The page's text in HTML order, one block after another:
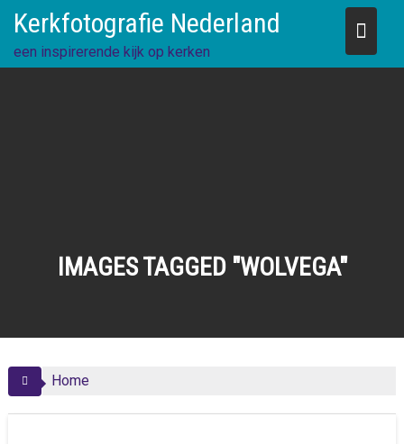
content
Kerkfotografie Nederland
een inspirerende kijk op kerken
IMAGES TAGGED "WOLVEGA"
Home